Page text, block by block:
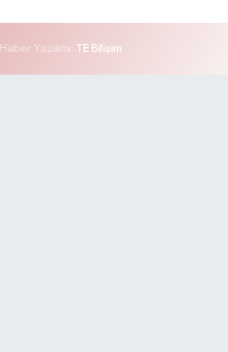
Haber Yazılımı: TE Bilişim